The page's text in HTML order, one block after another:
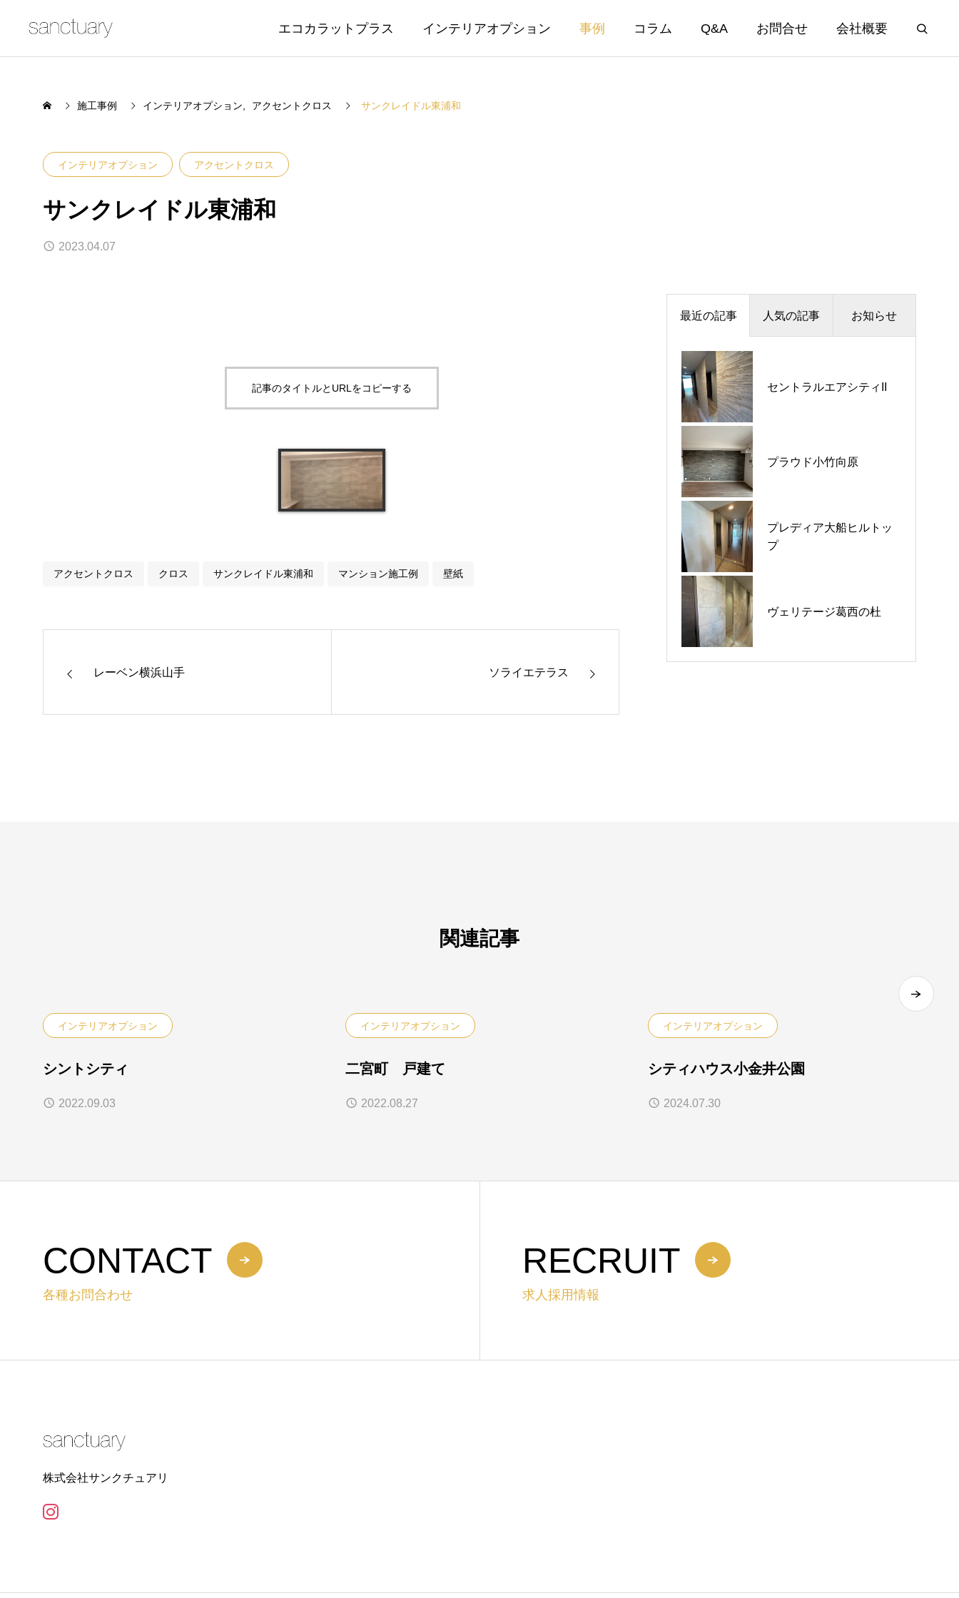
エコカラットプラス インテリアオプション 事例 コラム Q&A お問合せ 会社概要
施工事例 インテリアオプション アクセントクロス サンクレイドル東浦和
インテリアオプション アクセントクロス
サンクレイドル東浦和
2023.04.07
記事のタイトルとURLをコピーする
アクセントクロス クロス サンクレイドル東浦和 マンション施工例 壁紙
レーベン横浜山手 ソライエテラス
最近の記事 人気の記事 お知らせ
セントラルエアシティII
プラウド小竹向原
プレディア大船ヒルトッ
プ
ヴェリテージ葛西の杜
プラウドシティ所沢
テラス
ウエリス八千代村上
シーブレス
夏季休暇のお知らせ
価格改定のお知らせ
平日ナイト相談会開催🌙
GW営業のご案内
関連記事
インテリアオプション
シントシティ
2022.09.03
インテリアオプション
二宮町 戸建て
2022.08.27
インテリアオプション
シティハウス小金井公園
2024.07.30
CONTACT
各種お問合わせ
RECRUIT
求人採用情報
株式会社サンクチュアリ